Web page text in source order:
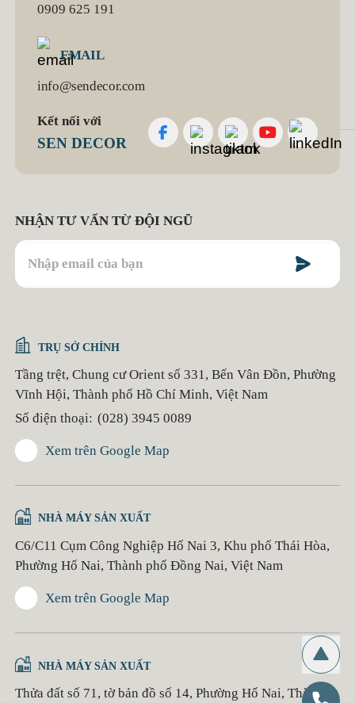
NHẬN TƯ VẤN TỪ ĐỘI NGŨ
0909 625 191
EMAIL
info@sendecor.com
Kết nối với
SEN DECOR
TRỤ SỞ CHÍNH
Tầng trệt, Chung cư Orient số 331, Bến Vân Đồn, Phường
Vĩnh Hội, Thành phố Hồ Chí Minh, Việt Nam
Số điện thoại: (028) 3945 0089
Xem trên Google Map
NHÀ MÁY SẢN XUẤT
C6/C11 Cụm Công Nghiệp Hố Nai 3, Khu phố Thái Hòa,
Phường Hố Nai, Thành phố Đồng Nai, Việt Nam
Xem trên Google Map
NHÀ MÁY SẢN XUẤT
Thửa đất số 71, tờ bản đồ số 14, Phường Hố Nai, Thành